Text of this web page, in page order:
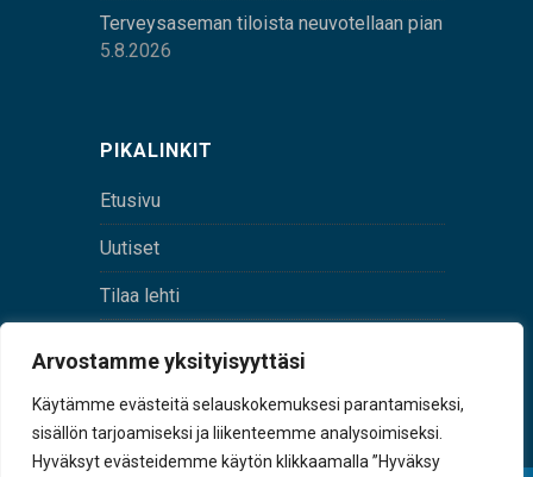
Arvostamme yksityisyyttäsi
Käytämme evästeitä selauskokemuksesi parantamiseksi,
sisällön tarjoamiseksi ja liikenteemme analysoimiseksi.
Hyväksyt evästeidemme käytön klikkaamalla ”Hyväksy
Terveysaseman tiloista neuvotellaan pian
5.8.2026
PIKALINKIT
Etusivu
Uutiset
Tilaa lehti